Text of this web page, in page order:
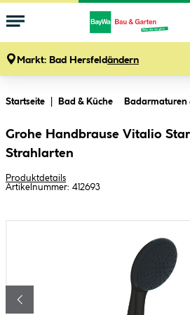
Markt: Bad Hersfeldändern
Startseite Bad & Küche Badarmaturen
Grohe Handbrause Vitalio
Strahlarten
Produktdetails
Artikelnummer: 412693